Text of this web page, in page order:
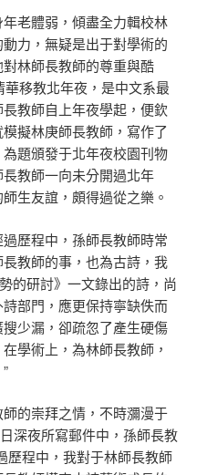
老體弱，傾盡全力輯校林
力，無疑是出于對學術的
林師長教師的尊重與酷
移教北年夜，是中文系最
教師自上年夜學起，便欽
擬林庚師長教師，寫作了
題頒發于北年夜校園刊物
長教師一向未分開過北年
生友誼，頗得過從之樂。
歷程中，孫師長教師時常
長教師的事，也為古詩，我
的研討》一文錄出的詩，尚
部門，應更保持寧缺佚而
少漏，卻疏忽了產生硬傷
學術上，為林師長教師，
的崇拜之情，不時瀰漫于
深夜所寫郵件中，孫師長教
歷程中，我對于林師長教師